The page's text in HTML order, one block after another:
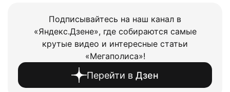
Подписывайтесь на наш канал в
«Яндекс.Дзене», где собираются самые
крутые видео и интересные статьи
«Мегаполиса»!
Перейти в Дзен